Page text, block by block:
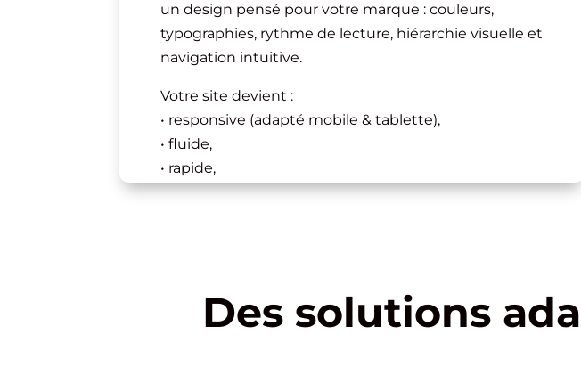
un design pensé pour votre marque : couleurs,
typographies, rythme de lecture, hiérarchie visuelle et
navigation intuitive.
Votre site devient :
• responsive (adapté mobile & tablette),
• fluide,
• rapide,
• orienté conversion.
Des solutions